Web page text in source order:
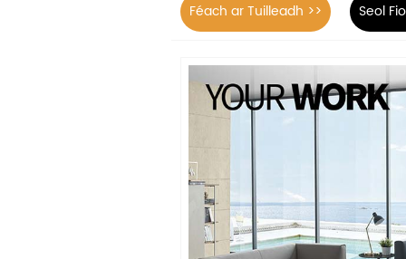
Féach ar Tuilleadh >> Seol